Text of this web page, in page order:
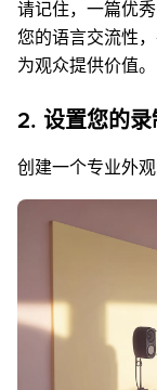
请记住，一篇优
您的语言交流性
为观众提供价值。
2. 设置您的录
创建一个专业外